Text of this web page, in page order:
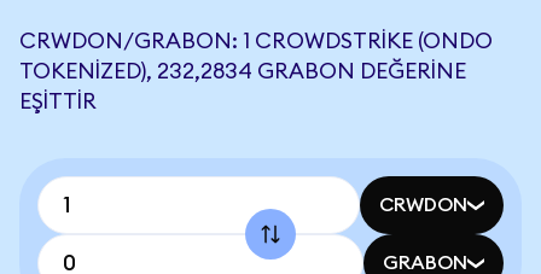
CRWDON/GRABON: 1 CROWDSTRIKE (ONDO
TOKENIZED), 232,2834 GRABON DEĞERINE
EŞITTIR
CRWDON
GRABON